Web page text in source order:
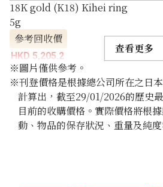
18K gold (K18) Kihei ring
5g
參考回收價
HKD 5,205.2
查看更多
※圖片僅供參考。
※刊登價格是根據總公司所在之日
計算出，截至29/01/2026的歷史
目前的收購價格。實際價格將根
動、物品的保存狀況、重量及純